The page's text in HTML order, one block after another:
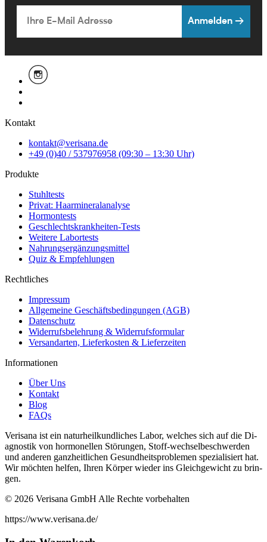
Anmelden →
Kontakt
kontakt@verisana.de
+49 (0)40 / 537976958 (09:30 – 13:30 Uhr)
Produkte
Stuhltests
Privat: Haarmineralanalyse
Hormontests
Geschlechtskrankheiten-Tests
Weitere Labortests
Nahrungsergänzungsmittel
Quiz & Empfehlungen
Rechtliches
Impressum
Allgemeine Geschäftsbedingungen (AGB)
Datenschutz
Widerrufsbelehrung & Widerrufsformular
Versandarten, Lieferkosten & Lieferzeiten
Informationen
Über Uns
Kontakt
Blog
FAQs
Verisana ist ein naturheilkundliches La­bor, welches sich auf die Di­
ag­nos­tik von hor­monellen Störun­gen, Stof­f-wech­selbeschw­er­den
und an­deren ganzheitlichen Gesund­heit­sprob­le­men spezial­isiert hat.
Wir möchten helfen, Ihren Kör­per wieder ins Gle­ichgewicht zu brin­
gen.
© 2026 Verisana GmbH Alle Rechte vorbehalten
https://www.verisana.de/